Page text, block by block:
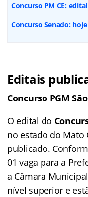
Concurso PM CE:
Concurso Senado:
Editais
Concurso PGM
O edital do
no estado do Mato
publicado.
01 vaga para a
a Câmara Municipal
nível superior e